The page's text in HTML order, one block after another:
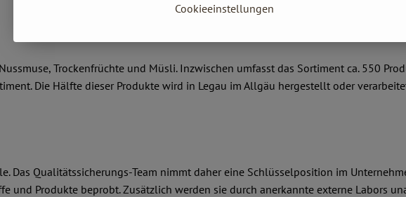
Trockenfrüchte und Müsli. Inzwischen umfasst das Sortiment ca. 550
Die Hälfte dieser Produkte wird in Legau im Allgäu hergestellt oder
Das Qualitätssicherungs-Team nimmt daher eine Schlüsselposition im
und Produkte beprobt. Zusätzlich werden sie durch anerkannte externe Labors
Cookieeinstellungen